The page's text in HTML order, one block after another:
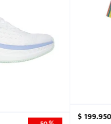
$199.950